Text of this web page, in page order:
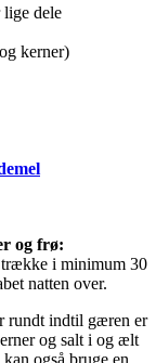
lige dele
kerner)
og frø:
i minimum 30
natten over.
rundt indtil gæren er
og salt i og ælt
også bruge en